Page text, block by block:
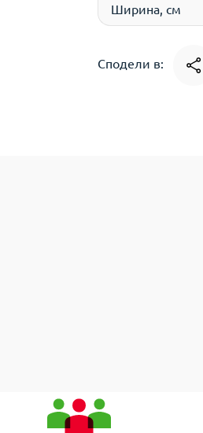
Ширина, см
Сподели в: